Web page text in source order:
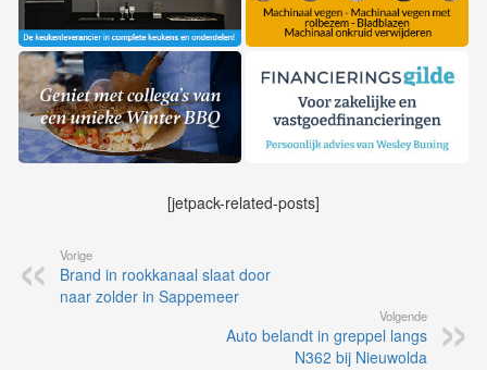
[jetpack-related-posts]
Vorige
Brand in rookkanaal slaat door
naar zolder in Sappemeer
Volgende
Auto belandt in greppel langs
N362 bij Nieuwolda